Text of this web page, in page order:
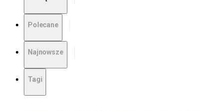
Polecane
Najnowsze
Tagi